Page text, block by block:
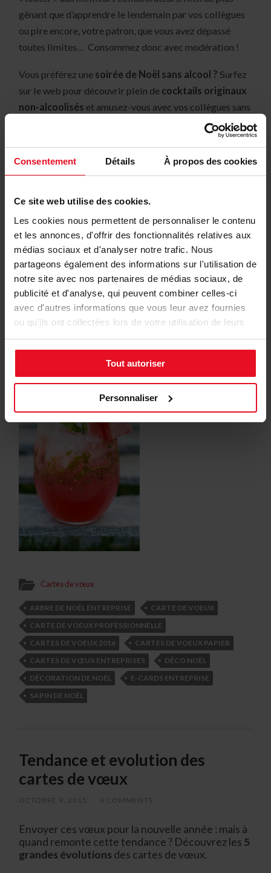
Consentement Détails À propos des cookies
Ce site web utilise des cookies.
Les cookies nous permettent de personnaliser le contenu
et les annonces, d'offrir des fonctionnalités relatives aux
médias sociaux et d'analyser notre trafic. Nous
partageons également des informations sur l'utilisation de
notre site avec nos partenaires de médias sociaux, de
publicité et d'analyse, qui peuvent combiner celles-ci
avec d'autres informations que vous leur avez fournies
ou qu'ils ont collectées lors de votre utilisation de leurs
services.
Tout autoriser
Personnaliser
gênant que d’apprendre le lendemain par vos collègues
ou pire encore, votre patron, que vous avez dépassé
toutes limites… Consommez donc avec modération !
Vous préférez une soirée de Noël sans alcool ? Surfez
sur le web pour découvrir plein de cocktails originaux
non-alcoolisés et amusez-vous avec vos collègues sans
risque de « gueule de bois » le lendemain. Bonne fête à
Source : Pinterest
Cartes de vœux
ARBRE DE NOËL ENTREPRISE
CARTE DE VOEUX
CARTE DE VOEUX PROFESSIONNELLE
CARTES DE VOEUX 2016
CARTES DE VOEUX PAPIER
CARTES DE VŒUX ENTREPRISES
DÉCO NOËL
DÉCORATION DE NOËL
E-CARDS ENTREPRISE
SAPIN DE NOËL
Tendance et evolution des
cartes de vœux
OCTOBRE 9, 2015 0 COMMENTS
Envoyer ces vœux pour la nouvelle année : mais à
quand remonte cette tendance ? Découvrez les 5
grandes évolutions des cartes de vœux.